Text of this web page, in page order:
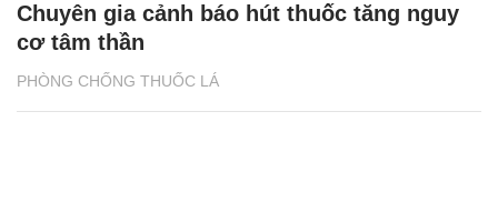
PHÒNG CHỐNG THUỐC LÁ
Chuyên gia cảnh báo hút thuốc tăng nguy
cơ tâm thần